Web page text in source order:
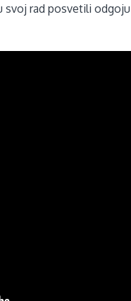
svoj rad posvetili odgoju